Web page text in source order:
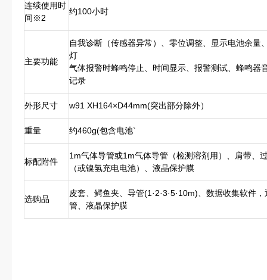
连续使用时
间※2
约100小时
主要功能
自我诊断（传感器异常）、零位调整、显示电池余量
灯
气体报警时蜂鸣停止、时间显示、报警测试、蜂鸣器
记录
外形尺寸 w91 XH164×D44mm(突出部分除外）
重量 约460g(包含电池`
标配附件
1m气体导管或1m气体导管（检测溶剂用）、肩带、
（或镍氢充电电池）、液晶保护膜
选购品
皮套、鳄鱼夹、导管(1·2·3·5·10m)、数据收集软件
管、液晶保护膜